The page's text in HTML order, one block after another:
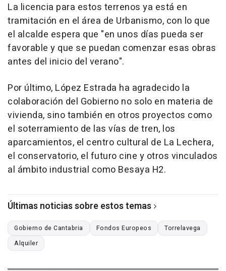
La licencia para estos terrenos ya está en
tramitación en el área de Urbanismo, con lo que
el alcalde espera que "en unos días pueda ser
favorable y que se puedan comenzar esas obras
antes del inicio del verano".
Por último, López Estrada ha agradecido la
colaboración del Gobierno no solo en materia de
vivienda, sino también en otros proyectos como
el soterramiento de las vías de tren, los
aparcamientos, el centro cultural de La Lechera,
el conservatorio, el futuro cine y otros vinculados
al ámbito industrial como Besaya H2.
Últimas noticias sobre estos temas
Gobierno de Cantabria Fondos Europeos
Torrelavega
Alquiler